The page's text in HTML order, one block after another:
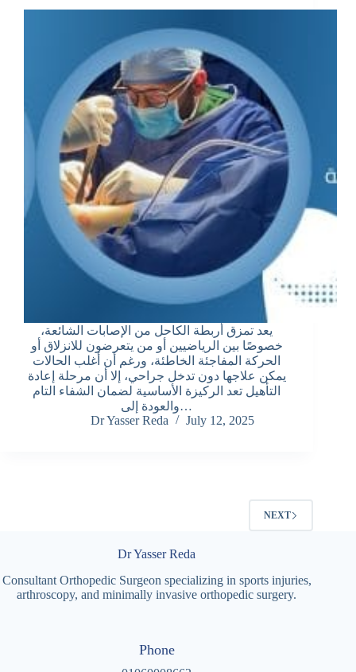
يعد تمزق أربطة الكاحل من الإصابات الشائعة،
خصوصًا بين الرياضيين أو من يتعرضون للانزلاق أو
الحركة المفاجئة الخاطئة، ورغم أن أغلب الحالات
يمكن علاجها دون تدخل جراحي، إلا أن مرحلة إعادة
التأهيل تعد الركيزة الأساسية لضمان الشفاء التام
والعودة إلى…
Dr Yasser Reda
July 12, 2025
NEXT
Dr Yasser Reda
Consultant Orthopedic Surgeon specializing in sports injuries,
arthroscopy, and minimally invasive orthopedic surgery.
Phone